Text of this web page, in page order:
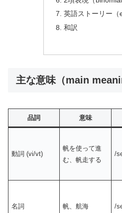
英語ストーリー（
和訳
主な意味（main
品詞 意味
動詞 (vi/vt)
帆を使って進
む、帆走する
/
名詞 帆、航海 /